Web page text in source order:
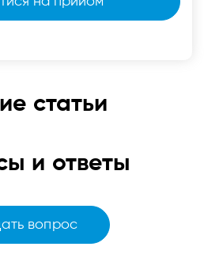
статьи
и ответы
вопрос